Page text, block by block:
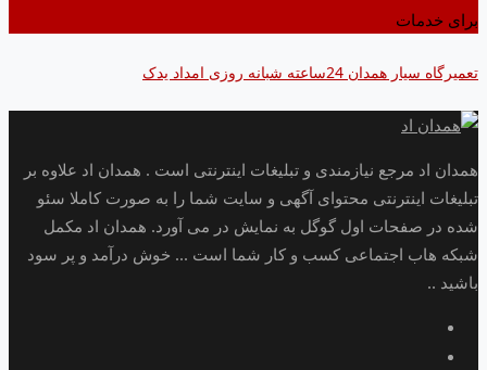
برای خدمات
تعمیرگاه سیار همدان 24ساعته شبانه روزی امداد یدک
همدان اد مرجع نیازمندی و تبلیغات اینترنتی است . همدان اد علاوه بر
تبلیغات اینترنتی محتوای آگهی و سایت شما را به صورت کاملا سئو
شده در صفحات اول گوگل به نمایش در می آورد. همدان اد مکمل
شبکه هاب اجتماعی کسب و کار شما است ... خوش درآمد و پر سود
باشید ..